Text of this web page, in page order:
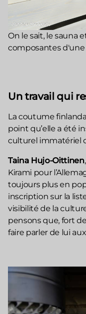
On le sait, le sauna
composantes
Un travail qui
La coutume
point qu’elle a été
culturel immatériel
Taina Hujo-Oittinen
Kirami pour
toujours plus en
inscription sur la
visibilité de la
pensons que, fort
faire parler de lui